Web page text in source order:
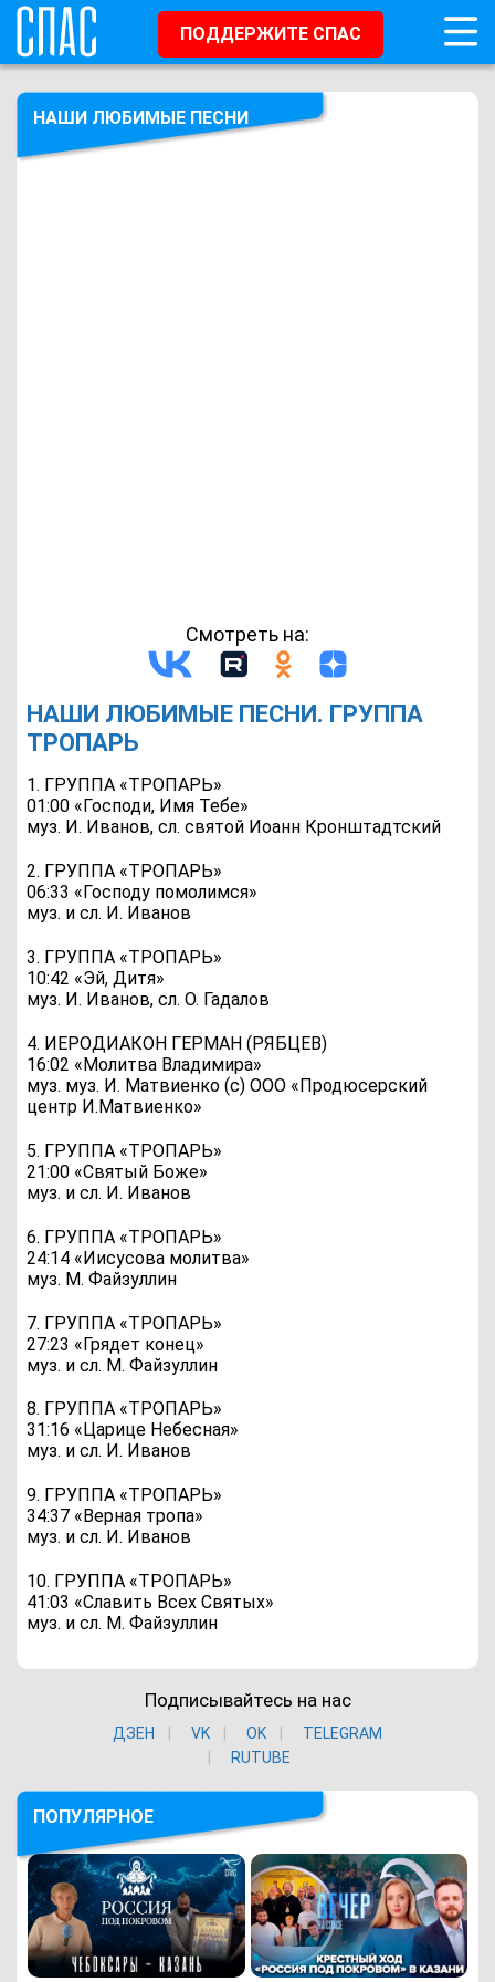
ПОДДЕРЖИТЕ СПАС
НАШИ ЛЮБИМЫЕ ПЕСНИ
Смотреть на:
НАШИ ЛЮБИМЫЕ ПЕСНИ. ГРУППА
ТРОПАРЬ
1. ГРУППА «ТРОПАРЬ»
01:00 «Господи, Имя Тебе»
муз. И. Иванов, сл. святой Иоанн Кронштадтский
2. ГРУППА «ТРОПАРЬ»
06:33 «Господу помолимся»
муз. и сл. И. Иванов
3. ГРУППА «ТРОПАРЬ»
10:42 «Эй, Дитя»
муз. И. Иванов, сл. О. Гадалов
4. ИЕРОДИАКОН ГЕРМАН (РЯБЦЕВ)
16:02 «Молитва Владимира»
муз. муз. И. Матвиенко (с) ООО «Продюсерский
центр И.Матвиенко»
5. ГРУППА «ТРОПАРЬ»
21:00 «Святый Боже»
муз. и сл. И. Иванов
6. ГРУППА «ТРОПАРЬ»
24:14 «Иисусова молитва»
муз. М. Файзуллин
7. ГРУППА «ТРОПАРЬ»
27:23 «Грядет конец»
муз. и сл. М. Файзуллин
8. ГРУППА «ТРОПАРЬ»
31:16 «Царице Небесная»
муз. и сл. И. Иванов
9. ГРУППА «ТРОПАРЬ»
34:37 «Верная тропа»
муз. и сл. И. Иванов
10. ГРУППА «ТРОПАРЬ»
41:03 «Славить Всех Святых»
муз. и сл. М. Файзуллин
Подписывайтесь на нас
ДЗЕН VK ОK
TELEGRAM
RUTUBE
ПОПУЛЯРНОЕ